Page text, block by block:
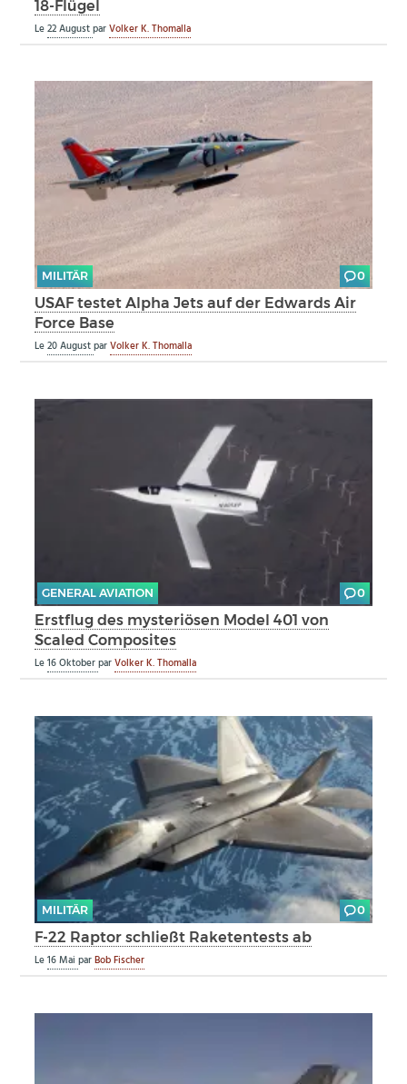
18-Flügel
Le22 AugustparVolker K. Thomalla
MILITÄR 0
USAF testet Alpha Jets auf der Edwards Air
Force Base
Le20 AugustparVolker K. Thomalla
GENERAL AVIATION 0
Erstflug des mysteriösen Model 401 von
Scaled Composites
Le16 OktoberparVolker K. Thomalla
MILITÄR 0
F-22 Raptor schließt Raketentests ab
Le16 MaiparBob Fischer